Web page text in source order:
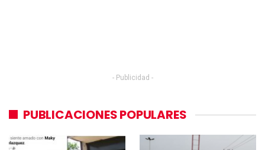
- Publicidad -
PUBLICACIONES POPULARES